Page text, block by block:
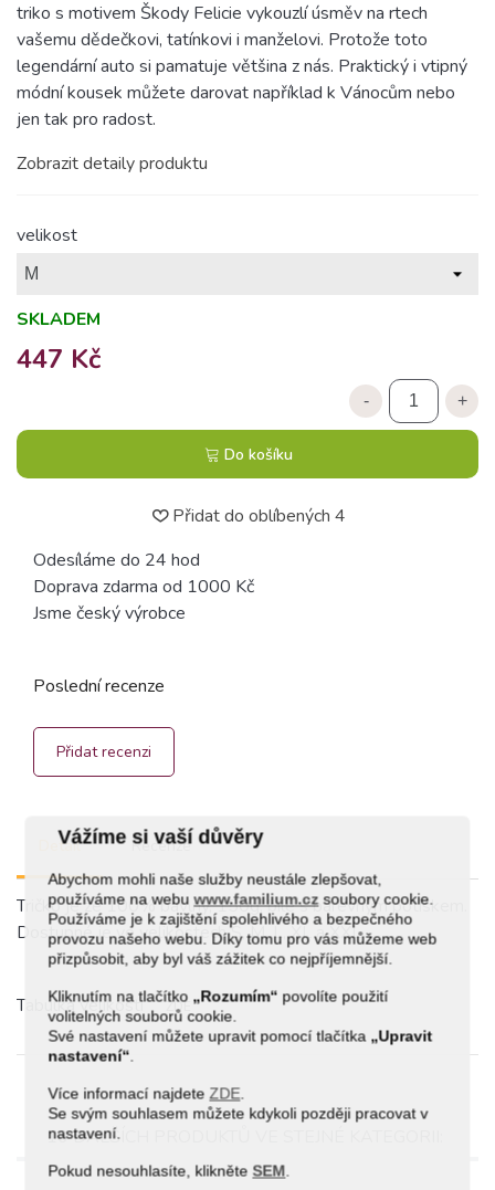
Vážíme si vaší důvěry
Abychom mohli naše služby neustále zlepšovat,
používáme na webuwww.familium.czsoubory cookie.
Používáme je k zajištění spolehlivého a bezpečného
provozu našeho webu. Díky tomu pro vás můžeme web
přizpůsobit, aby byl váš zážitek co nejpříjemnější.
Kliknutím na tlačítko „Rozumím“ povolíte použití
volitelných souborů cookie.
Své nastavení můžete upravit pomocí tlačítka „Upravit
nastavení“.
Více informací najdeteZDE.
Se svým souhlasem můžete kdykoli později pracovat v
nastavení.
Pokud nesouhlasíte, klikněte SEM.
triko s motivem Škody Felicie vykouzlí úsměv na rtech
vašemu dědečkovi, tatínkovi i manželovi. Protože toto
legendární auto si pamatuje většina z nás. Praktický i vtipný
módní kousek můžete darovat například k Vánocům nebo
jen tak pro radost.
Zobrazit detaily produktu
velikost
SKLADEM
447 Kč
- +
Do košíku
Přidat do oblíbených 4
Odesíláme do 24 hod
Doprava zdarma od 1000 Kč
Jsme český výrobce
Detail Recenze
Tričko je ze 100% bavlny, 150g, bílé s barevným potiskem.
Dostupné je ve velikostech S, M, L, XL a XXL.
Tabulka velikostí ZDE
Poslední recenze
Přidat recenzi
16 DALŠÍCH PRODUKTŮ VE STEJNÉ KATEGORII: